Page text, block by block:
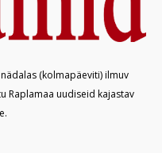
(kolmapäeviti) ilmuv
Raplamaa uudiseid kajastav